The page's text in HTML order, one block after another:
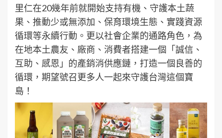
里仁在20幾年前就開始支持有機、守護本土蔬
果、推動少或無添加、保育環境生態、實踐資源
循環等永續行動。更以社會企業的通路角色，為
在地本土農友、廠商、消費者搭建一個「誠信、
互助、感恩」的產銷消供應鏈，打造一個良善的
循環，期望號召更多人一起來守護台灣這個寶
島！